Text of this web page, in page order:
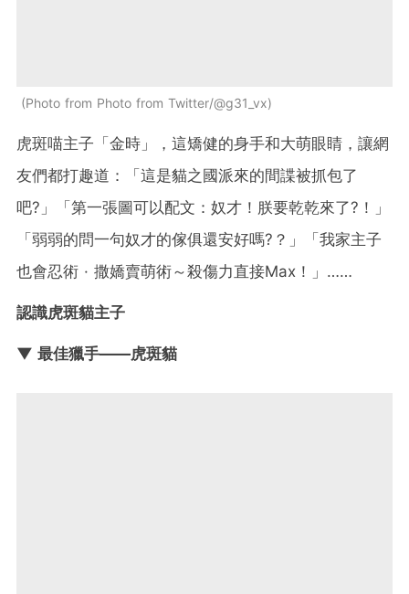
Photo from Photo from Twitter/@g31_vx
虎斑喵主子「金時」，這矯健的身手和大萌眼睛，讓網
友們都打趣道：「這是貓之國派來的間諜被抓包了
吧?」「第一張圖可以配文：奴才！朕要乾乾來了?！」
「弱弱的問一句奴才的傢俱還安好嗎?？」「我家主子
也會忍術 · 撒嬌賣萌術～殺傷力直接Max！」……
認識虎斑貓主子
▼ 最佳獵手——虎斑貓